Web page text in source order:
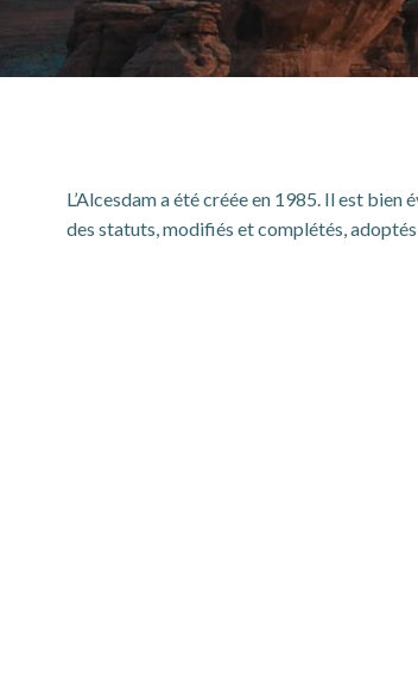
L’Alcesdam a été créée en 1985. Il est
des statuts, modifiés et complétés,